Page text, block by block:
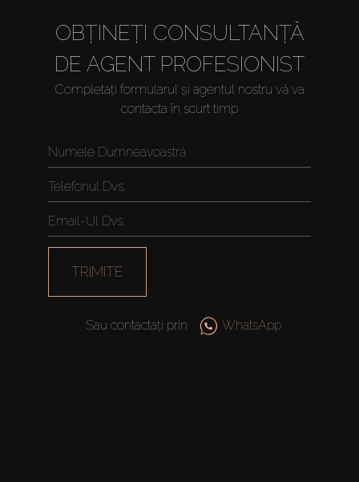
Închiriați
Vânzare
Off-Plan
OBȚINEȚI CONSULTANȚĂ
DE AGENT PROFESIONIST
Completați formularul și agentul nostru vă va
contacta în scurt timp
TRIMITE
Sau contactați prin WhatsApp